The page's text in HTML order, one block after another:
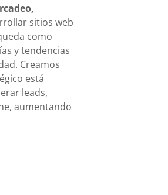
sitios web
como
y tendencias
Creamos
está
leads,
aumentando